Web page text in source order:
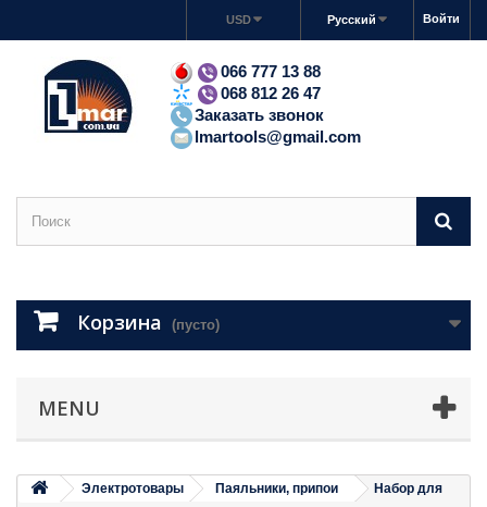
Войти
Русский
USD
066 777 13 88
068 812 26 47
Заказать звонок
lmartools@gmail.com
Корзина (пусто)
MENU
Электротовары Паяльники, припои
Набор для